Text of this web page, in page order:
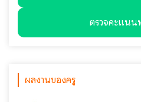
ตรวจคะแนน
ผลงานของครู